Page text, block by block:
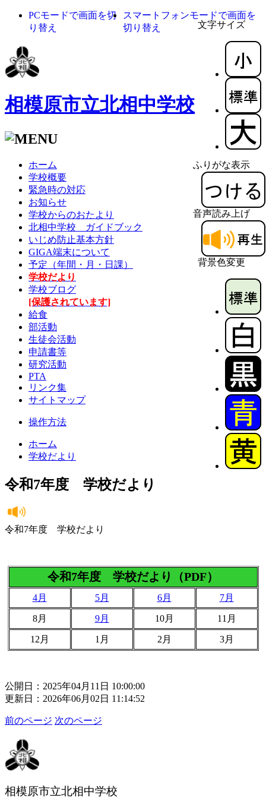
文字サイズ
ふりがな表示
音声読み上げ
背景色変更
PCモードで画面を切
り替え
スマートフォンモードで画面を
切り替え
相模原市立北相中学校
ホーム
学校概要
緊急時の対応
お知らせ
学校からのおたより
北相中学校 ガイドブック
いじめ防止基本方針
GIGA端末について
予定（年間・月・日課）
学校だより
学校ブログ
[保護されています]
給食
部活動
生徒会活動
申請書等
研究活動
PTA
リンク集
サイトマップ
操作方法
ホーム
学校だより
令和7年度 学校だより
令和7年度 学校だより
令和7年度 学校だより（PDF）
4月 5月 6月
7月
8月
9月 10月
11月
12月
1月 2月 3月
公開日：2025年04月11日 10:00:00
更新日：2026年06月02日 11:14:52
前のページ 次のページ
相模原市立北相中学校